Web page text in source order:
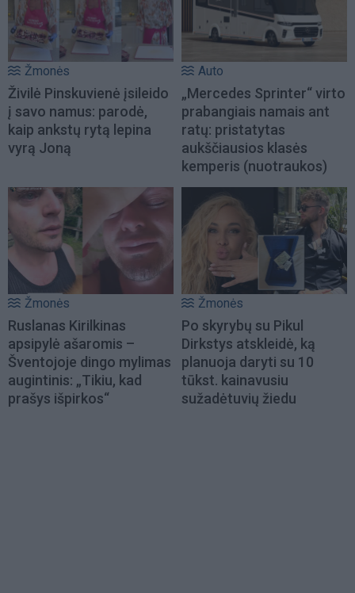
Žmonės
Živilė Pinskuvienė įsileido
į savo namus: parodė,
kaip ankstų rytą lepina
vyrą Joną
Auto
„Mercedes Sprinter“ virto
prabangiais namais ant
ratų: pristatytas
aukščiausios klasės
kemperis (nuotraukos)
Žmonės
Ruslanas Kirilkinas
apsipylė ašaromis –
Šventojoje dingo mylimas
augintinis: „Tikiu, kad
prašys išpirkos“
Žmonės
Po skyrybų su Pikul
Dirkstys atskleidė, ką
planuoja daryti su 10
tūkst. kainavusiu
sužadėtuvių žiedu